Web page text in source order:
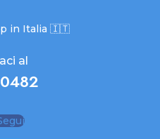
in Italia 🇮🇹
al